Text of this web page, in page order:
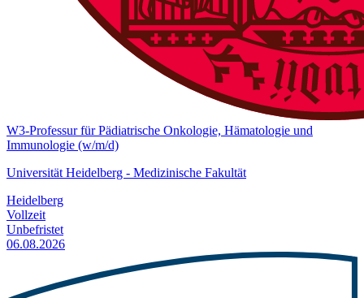
W3-Professur für Pädiatrische Onkologie, Hämatologie und
Immunologie (w/m/d)
Universität Heidelberg - Medizinische Fakultät
Heidelberg
Vollzeit
Unbefristet
06.08.2026